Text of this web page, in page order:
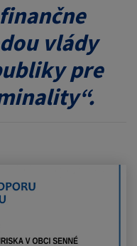
vlády
pre